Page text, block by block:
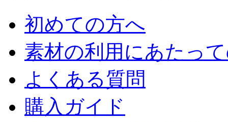
初めての方へ
素材の利用にあたっ
よくある質問
購入ガイド